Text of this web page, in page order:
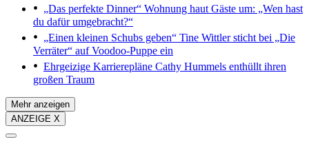
„Das perfekte Dinner“ Wohnung haut Gäste um: „Wen hast
du dafür umgebracht?“
„Einen kleinen Schubs geben“ Tine Wittler sticht bei „Die
Verräter“ auf Voodoo-Puppe ein
Ehrgeizige Karrierepläne Cathy Hummels enthüllt ihren
großen Traum
Mehr anzeigen
ANZEIGE X